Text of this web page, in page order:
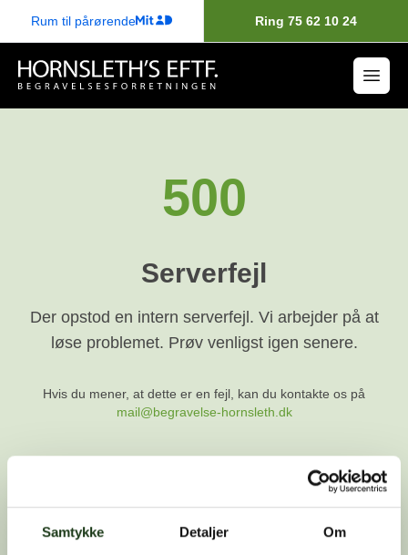
Samtykke Detaljer Om
Rum til pårørende Ring 75 62 10 24
500
Serverfejl
Der opstod en intern serverfejl. Vi arbejder på at
løse problemet. Prøv venligst igen senere.
Hvis du mener, at dette er en fejl, kan du kontakte os på
mail@begravelse-hornsleth.dk
Gå tilbage